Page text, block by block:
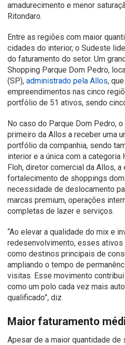
amadurecimento e menor
Ritondaro.
Entre as regiões com maior
cidades do interior, o Sudeste
do faturamento do setor. Um
Shopping Parque Dom Pedro,
(SP), administrado pela Allos,
empreendimentos nas cinco
portfólio de 51 ativos, sendo
No caso do Parque Dom Pedro,
primeiro da Allos a receber uma
portfólio da companhia, sendo
interior e a única com a categoria
Floh, diretor comercial da Allos, a
fortalecimento de shoppings
necessidade de deslocamento
marcas premium, operações
completas de lazer e serviços.
“Ao elevar a qualidade do mix e
redesenvolvimento, esses
como destinos principais de
ampliando o tempo de
visitas. Esse movimento
como um polo cada vez mais
qualificado”, diz.
Maior faturamento
Apesar de a maior quantidade